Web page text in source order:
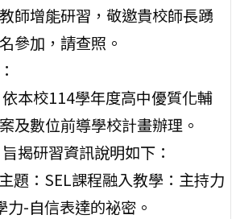
師增能研習，敬邀貴校師長踴
參加，請查照。
本校114學年度高中優質化輔
及數位前導學校計畫辦理。
揭研習資訊說明如下：
題：SEL課程融入教學：主持力
力-自信表達的祕密。